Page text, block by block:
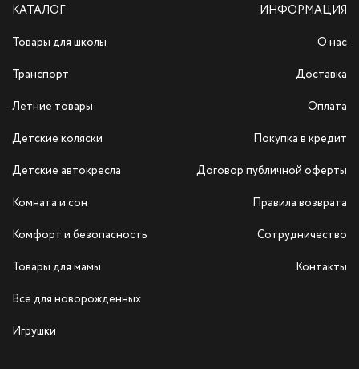
КАТАЛОГ
Товары для школы
Транспорт
Летние товары
Детские коляски
Детские автокресла
Комната и сон
Комфорт и безопасность
Товары для мамы
Все для новорожденных
Игрушки
ИНФОРМАЦИЯ
О нас
Доставка
Оплата
Покупка в кредит
Договор публичной оферты
Правила возврата
Сотрудничество
Контакты